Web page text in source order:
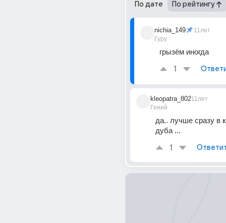
По дате По рейтингу
nichia_149
Гуру
11лет
грызём иногда
1
kleopatra_802
Гений
11лет
да.. лучше сразу в
дуба ...
1